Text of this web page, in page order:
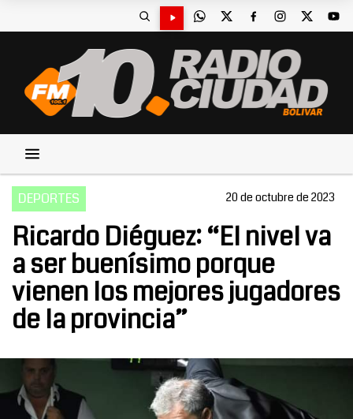
DEPORTES 20 de octubre de 2023
Ricardo Diéguez: “El nivel va
a ser buenísimo porque
vienen los mejores jugadores
de la provincia”